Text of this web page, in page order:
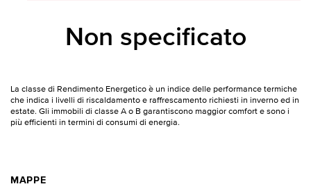
Non specificato
La classe di Rendimento Energetico è un indice delle performance termiche
che indica i livelli di riscaldamento e raffrescamento richiesti in inverno ed in
estate. Gli immobili di classe A o B garantiscono maggior comfort e sono i
più efficienti in termini di consumi di energia.
MAPPE